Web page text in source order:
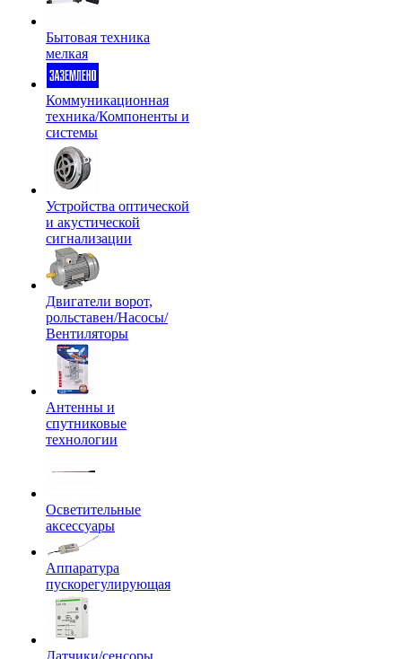
Бытовая техника
мелкая
Коммуникационная
техника/Компоненты и
системы
Устройства оптической
и акустической
сигнализации
Двигатели ворот,
рольставен/Насосы/
Вентиляторы
Антенны и
спутниковые
технологии
Осветительные
аксессуары
Аппаратура
пускорегулирующая
Датчики/сенсоры